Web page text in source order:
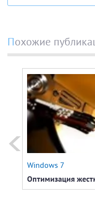
Похожие
Windows 7
Оптимизация